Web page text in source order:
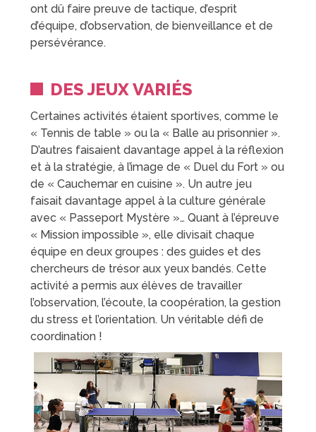
ont dû faire preuve de tactique, d’esprit
d’équipe, d’observation, de bienveillance et de
persévérance.
DES JEUX VARIÉS
Certaines activités étaient sportives, comme le
« Tennis de table » ou la « Balle au prisonnier ».
D’autres faisaient davantage appel à la réflexion
et à la stratégie, à l’image de « Duel du Fort » ou
de « Cauchemar en cuisine ». Un autre jeu
faisait davantage appel à la culture générale
avec « Passeport Mystère »… Quant à l’épreuve
« Mission impossible », elle divisait chaque
équipe en deux groupes : des guides et des
chercheurs de trésor aux yeux bandés. Cette
activité a permis aux élèves de travailler
l’observation, l’écoute, la coopération, la gestion
du stress et l’orientation. Un véritable défi de
coordination !